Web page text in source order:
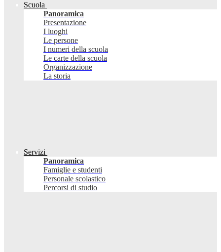
Scuola
Panoramica
Presentazione
I luoghi
Le persone
I numeri della scuola
Le carte della scuola
Organizzazione
La storia
Servizi
Panoramica
Famiglie e studenti
Personale scolastico
Percorsi di studio